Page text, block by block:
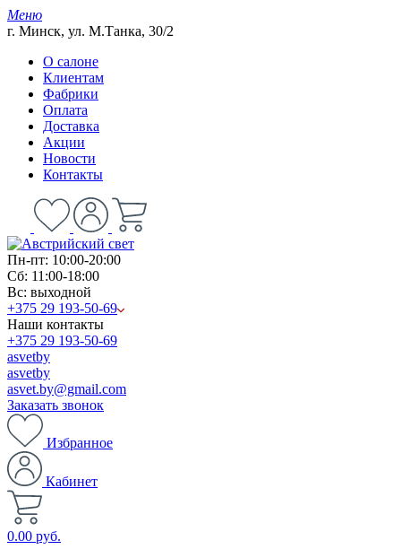
Меню
г. Минск, ул. М.Танка, 30/2
О салоне
Клиентам
Фабрики
Оплата
Доставка
Акции
Новости
Контакты
Пн-пт: 10:00-20:00
Сб: 11:00-18:00
Вс: выходной
+375 29 193-50-69
Наши контакты
+375 29 193-50-69
asvetby
asvetby
asvet.by@gmail.com
Заказать звонок
Избранное
Кабинет
0.00 руб.